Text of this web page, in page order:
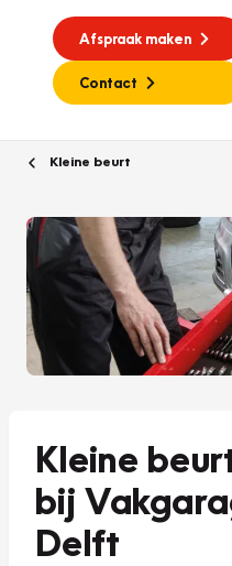
Afspraak maken
Contact
Kleine beurt
Kleine
bij
Delft